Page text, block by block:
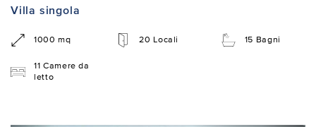
Villa singola
1000 mq 20 Locali 15 Bagni
11 Camere da
letto